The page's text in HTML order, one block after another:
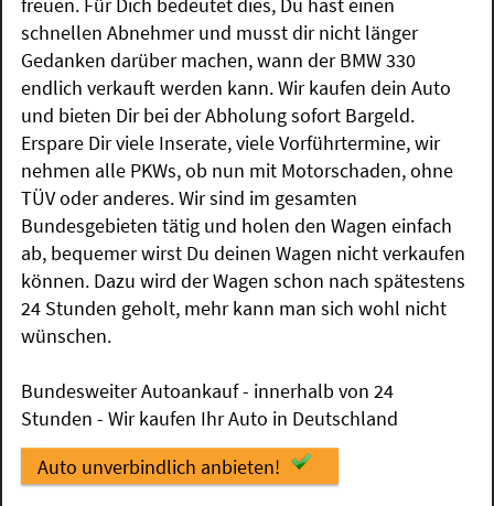
schnellen Abnehmer und musst dir nicht länger
Gedanken darüber machen, wann der BMW 330
endlich verkauft werden kann. Wir kaufen dein Auto
und bieten Dir bei der Abholung sofort Bargeld.
Erspare Dir viele Inserate, viele Vorführtermine, wir
nehmen alle PKWs, ob nun mit Motorschaden, ohne
TÜV oder anderes. Wir sind im gesamten
Bundesgebieten tätig und holen den Wagen einfach
ab, bequemer wirst Du deinen Wagen nicht verkaufen
können. Dazu wird der Wagen schon nach spätestens
24 Stunden geholt, mehr kann man sich wohl nicht
wünschen.
Bundesweiter Autoankauf - innerhalb von 24
Stunden - Wir kaufen Ihr Auto in Deutschland
Auto unverbindlich anbieten!